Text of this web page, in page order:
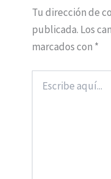
Tu dirección de
publicada. Los
marcados con *
aquí...